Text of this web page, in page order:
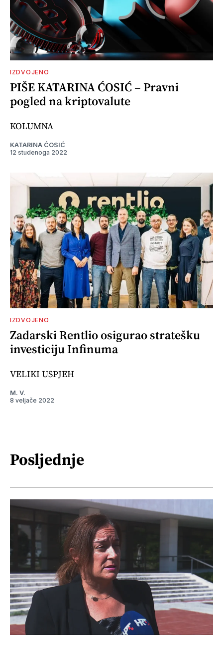
IZDVOJENO
PIŠE KATARINA ĆOSIĆ – Pravni
pogled na kriptovalute
KOLUMNA
KATARINA ĆOSIĆ
12 studenoga 2022
IZDVOJENO
Zadarski Rentlio osigurao stratešku
investiciju Infinuma
VELIKI USPJEH
M. V.
8 veljače 2022
Posljednje